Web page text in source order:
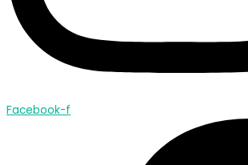
Facebook-f